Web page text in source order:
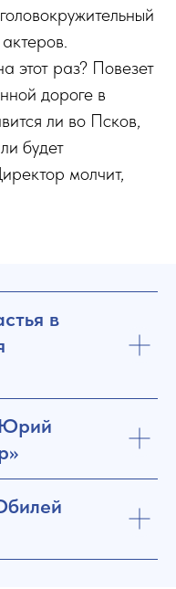
этот раз? Повезет
дороге в
ли во Псков,
будет
молчит,
в